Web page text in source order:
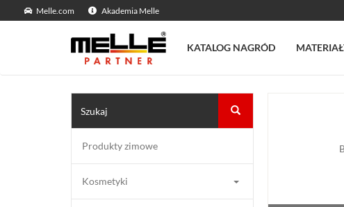
Melle.com Akademia Melle
KATALOG NAGRÓD
Produkty zimowe
Kosmetyki